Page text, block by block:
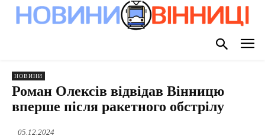
НОВИНИ
Роман Олексів відвідав Вінницю
вперше після ракетного обстрілу
05.12.2024